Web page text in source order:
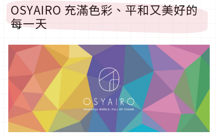
OSYAIRO 充滿色彩、平和又美好的
每一天